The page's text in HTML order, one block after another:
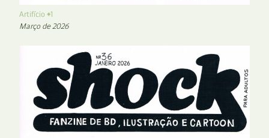
Artifício #1
Março de 2026